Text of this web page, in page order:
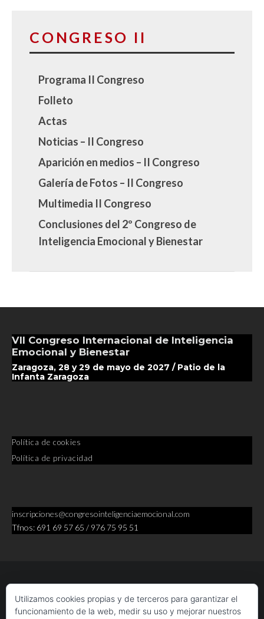
CONGRESO II
Programa II Congreso
Folleto
Actas
Noticias – II Congreso
Aparición en medios – II Congreso
Galería de Fotos – II Congreso
Multimedia II Congreso
Conclusiones del 2º Congreso de
Inteligencia Emocional y Bienestar
VII Congreso Internacional de Inteligencia
Emocional y Bienestar
Zaragoza, 28 y 29 de mayo de 2027 / Patio de la
Infanta Zaragoza
Política de cookies
Política de privacidad
inscripciones@congresointeligenciaemocional.com
Tfnos: 691 69 57 65 / 976 75 95 51
Utilizamos cookies propias y de terceros para garantizar el
funcionamiento de la web, medir su uso y mejorar nuestros